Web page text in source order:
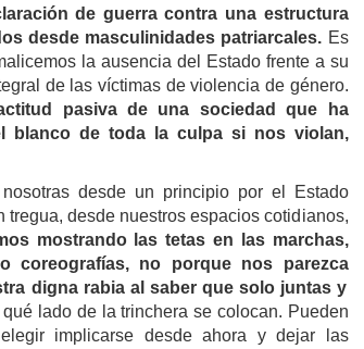
de guerra contra una estructura
desde masculinidades patriarcales. Es
la ausencia del Estado frente a su
de las víctimas de violencia de género.
pasiva de una sociedad que ha
blanco de toda la culpa si nos violan,
desde un principio por el Estado
tregua, desde nuestros espacios cotidianos,
mostrando las tetas en las marchas,
coreografías, no porque nos parezca
digna rabia al saber que solo juntas y
lado de la trinchera se colocan. Pueden
implicarse desde ahora y dejar las